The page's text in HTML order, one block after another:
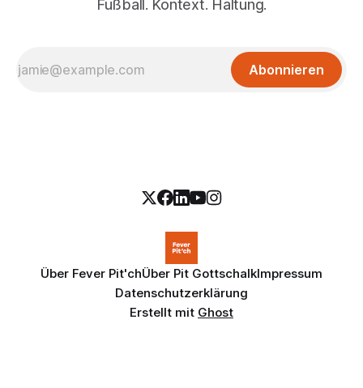
Fußball. Kontext. Haltung.
Abonnieren
Über Fever Pit'chÜber Pit GottschalkImpressum
Datenschutzerklärung
Erstellt mit Ghost